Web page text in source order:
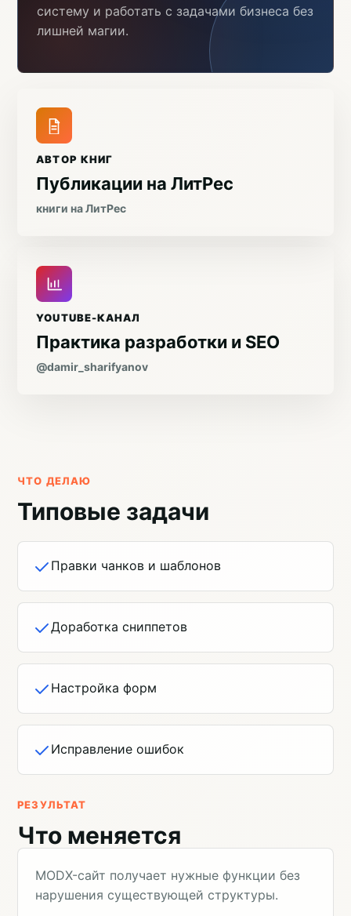
систему и работать с задачами бизнеса без
лишней магии.
АВТОР КНИГ
Публикации на ЛитРес
книги на ЛитРес
YOUTUBE-КАНАЛ
Практика разработки и SEO
@damir_sharifyanov
ЧТО ДЕЛАЮ
Типовые задачи
Правки чанков и шаблонов
Доработка сниппетов
Настройка форм
Исправление ошибок
РЕЗУЛЬТАТ
Что меняется
MODX-сайт получает нужные функции без
нарушения существующей структуры.